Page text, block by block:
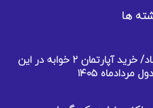
ها
لیست قیمت خرید مسکن در نازی‌آباد/ خرید آپارتمان ۲ خوابه در این
۱۴۰۵